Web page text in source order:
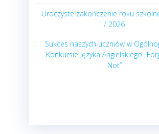
Uroczyste zakończenie roku
/ 2026
Sukces naszych uczniów w
Konkursie Języka Angielskiego
Not”